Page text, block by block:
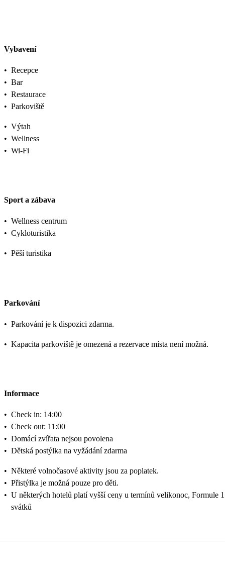
Vybavení
• Recepce
• Bar
• Restaurace
• Parkoviště
• Výtah
• Wellness
• Wi-Fi
Sport a zábava
• Wellness centrum
• Cykloturistika
• Pěší turistika
Parkování
• Parkování je k dispozici zdarma.
• Kapacita parkoviště je omezená a rezervace místa není možná.
Informace
• Check in: 14:00
• Check out: 11:00
• Domácí zvířata nejsou povolena
• Dětská postýlka na vyžádání zdarma
• Některé volnočasové aktivity jsou za poplatek.
• Přistýlka je možná pouze pro děti.
• U některých hotelů platí vyšší ceny u termínů velikonoc, Formule
svátků